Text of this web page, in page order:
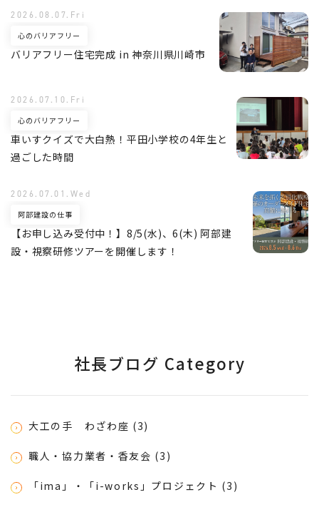
バリアフリー住宅完成 in 神奈川県川崎市
心のバリアフリー
2026.08.07.Fri
車いすクイズで大白熱！平田小学校の4年生と
過ごした時間
心のバリアフリー
2026.07.10.Fri
【お申し込み受付中！】8/5(水)、6(木) 阿部建
設・視察研修ツアーを開催します！
阿部建設の仕事
2026.07.01.Wed
社長ブログ Category
大工の手 わざわ座 (3)
職人・協力業者・香友会 (3)
「ima」・「i-works」プロジェクト (3)